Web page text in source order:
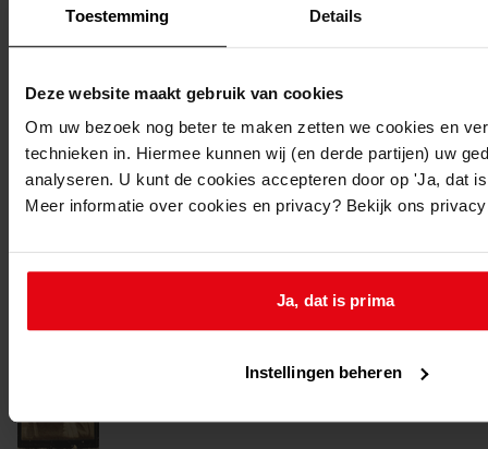
Toestemming Details
Deze website maakt gebruik van cookies
Om uw bezoek nog beter te maken zetten we cookies en
technieken in. Hiermee kunnen wij (en derde partijen) uw
analyseren. U kunt de cookies accepteren door op 'Ja, dat
Meer informatie over cookies en privacy? Bekijk ons
Ja, dat is prima
Instellingen beheren
Printen
duurzaam webadres